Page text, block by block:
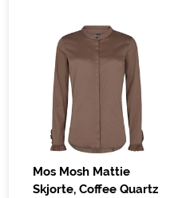
Mos Mosh Mattie
Skjorte, Coffee Quartz